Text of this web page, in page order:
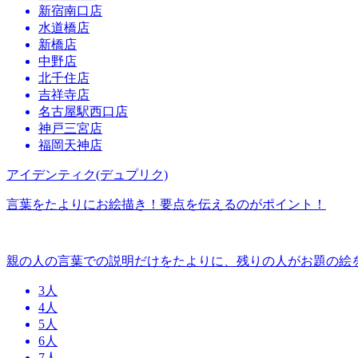
新宿南口店
水道橋店
新橋店
中野店
北千住店
吉祥寺店
名古屋駅西口店
神戸三宮店
福岡天神店
アイデンティク(デュプリク)
言葉をたよりにお絵描き！要点を伝えるのがポイント！
親の人の言葉での説明だけをたよりに、残りの人がお題の絵
3人
4人
5人
6人